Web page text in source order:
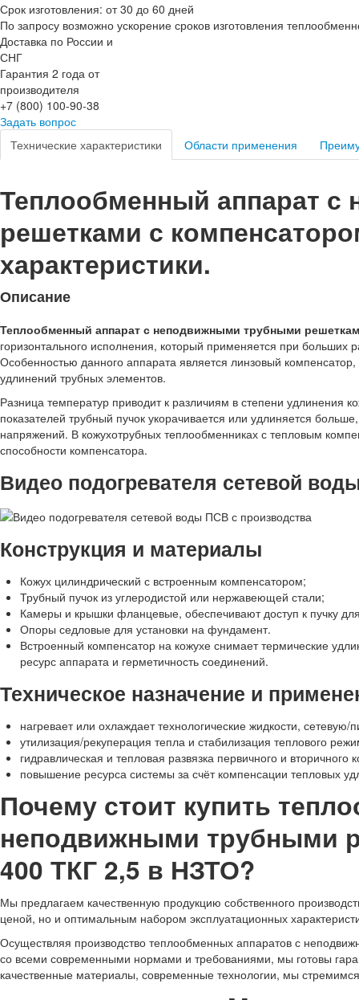
Срок изготовления: от 30 до 60 дней
По запросу возможно ускорение сроков изготовления
Доставка по России и
СНГ
Гарантия 2 года от
производителя
+7 (800) 100-90-38
Задать вопрос
Технические характеристики
Области применения
Теплообменный аппарат
решетками с
характеристики.
Описание
Теплообменный аппарат с неподвижными трубными
горизонтального исполнения, который применяется при
Особенностью данного аппарата является линзовый
удлинений трубных элементов.
Разница температур приводит к различиям в степени удлинения
показателей трубный пучок укорачивается или удлиняется
напряжений. В кожухотрубных теплообменниках с тепловым
способности компенсатора.
Видео подогревателя сетевой
Конструкция и материалы
Кожух цилиндрический с встроенным компенсатором;
Трубный пучок из углеродистой или нержавеющей стали;
Камеры и крышки фланцевые, обеспечивают доступ к пучку
Опоры седловые для установки на фундамент.
Встроенный компенсатор на кожухе снимает термические
ресурс аппарата и герметичность соединений.
Техническое назначение и
нагревает или охлаждает технологические жидкости, сетевую/
утилизация/рекуперация тепла и стабилизация теплового
гидравлическая и тепловая развязка первичного и вторичного
повышение ресурса системы за счёт компенсации тепловых
Почему стоит купить
неподвижными трубными
400 ТКГ 2,5 в НЗТО?
Мы предлагаем качественную продукцию собственного
ценой, но и оптимальным набором эксплуатационных
Осуществляя производство теплообменных аппаратов с
со всеми современными нормами и требованиями, мы готовы
качественные материалы, современные технологии, мы